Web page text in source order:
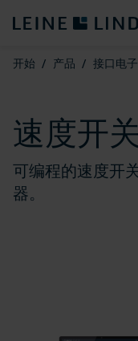
开始 产品 接口电
速度开
可编程的速度开
器。